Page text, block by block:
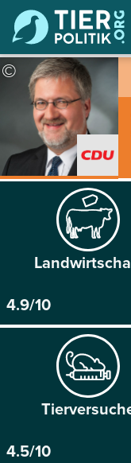
©
4.9/10
4.5/10